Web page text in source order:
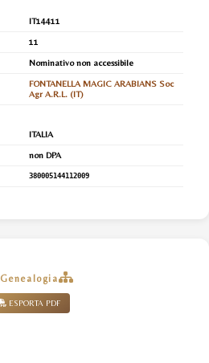
IT14411
11
Nominativo non accessibile
FONTANELLA MAGIC ARABIANS Soc
Agr A.R.L. (IT)
ITALIA
non DPA
380005144112009
Genealogia
ESPORTA PDF